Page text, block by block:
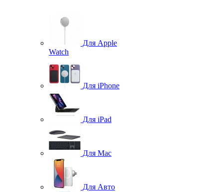
Для Apple
Watch
Для iPhone
Для iPad
Для Mac
Для Авто